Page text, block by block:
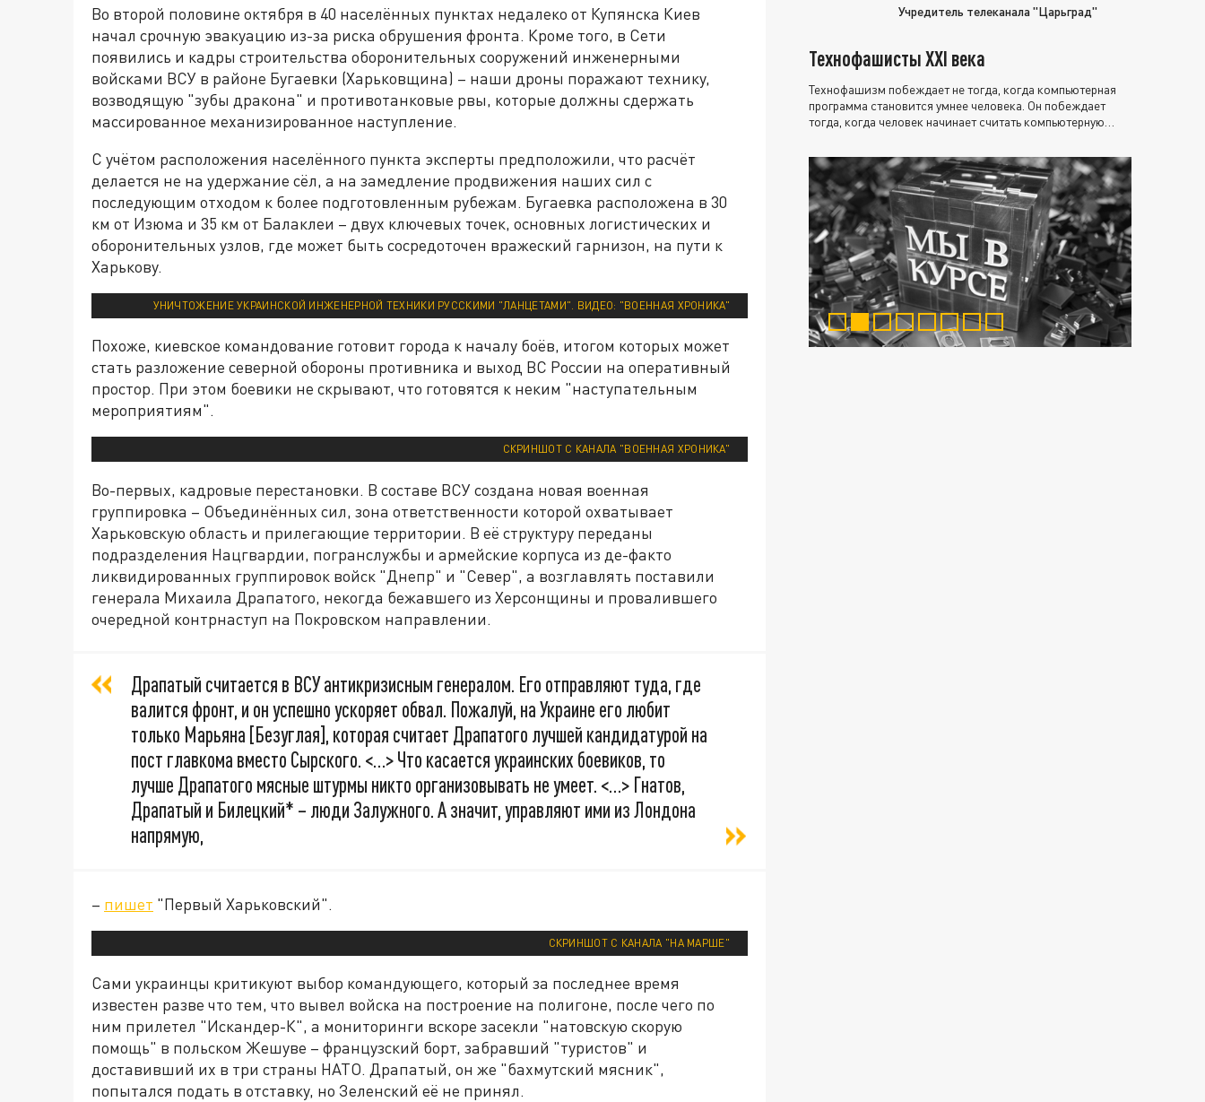
Во второй половине октября в 40 населённых пунктах недалеко от Купянска Киев
начал срочную эвакуацию из-за риска обрушения фронта. Кроме того, в Сети
появились и кадры строительства оборонительных сооружений инженерными
войсками ВСУ в районе Бугаевки (Харьковщина) – наши дроны поражают технику,
возводящую "зубы дракона" и противотанковые рвы, которые должны сдержать
массированное механизированное наступление.
С учётом расположения населённого пункта эксперты предположили, что расчёт
делается не на удержание сёл, а на замедление продвижения наших сил с
последующим отходом к более подготовленным рубежам. Бугаевка расположена в 30
км от Изюма и 35 км от Балаклеи – двух ключевых точек, основных логистических и
оборонительных узлов, где может быть сосредоточен вражеский гарнизон, на пути к
Харькову.
УНИЧТОЖЕНИЕ УКРАИНСКОЙ ИНЖЕНЕРНОЙ ТЕХНИКИ РУССКИМИ "ЛАНЦЕТАМИ". ВИДЕО: "ВОЕННАЯ ХРОНИКА"
Похоже, киевское командование готовит города к началу боёв, итогом которых может
стать разложение северной обороны противника и выход ВС России на оперативный
простор. При этом боевики не скрывают, что готовятся к неким "наступательным
мероприятиям".
СКРИНШОТ С КАНАЛА "ВОЕННАЯ ХРОНИКА"
Во-первых, кадровые перестановки. В составе ВСУ создана новая военная
группировка – Объединённых сил, зона ответственности которой охватывает
Харьковскую область и прилегающие территории. В её структуру переданы
подразделения Нацгвардии, погранслужбы и армейские корпуса из де-факто
ликвидированных группировок войск "Днепр" и "Север", а возглавлять поставили
генерала Михаила Драпатого, некогда бежавшего из Херсонщины и провалившего
очередной контрнаступ на Покровском направлении.
Драпатый считается в ВСУ антикризисным генералом. Его отправляют туда, где
валится фронт, и он успешно ускоряет обвал. Пожалуй, на Украине его любит
только Марьяна [Безуглая], которая считает Драпатого лучшей кандидатурой на
пост главкома вместо Сырского. <…> Что касается украинских боевиков, то
лучше Драпатого мясные штурмы никто организовывать не умеет. <…> Гнатов,
Драпатый и Билецкий* – люди Залужного. А значит, управляют ими из Лондона
напрямую,
– пишет "Первый Харьковский".
СКРИНШОТ С КАНАЛА "НА МАРШЕ"
Сами украинцы критикуют выбор командующего, который за последнее время
известен разве что тем, что вывел войска на построение на полигоне, после чего по
ним прилетел "Искандер-К", а мониторинги вскоре засекли "натовскую скорую
помощь" в польском Жешуве – французский борт, забравший "туристов" и
доставивший их в три страны НАТО. Драпатый, он же "бахмутский мясник",
попытался подать в отставку, но Зеленский её не принял.
Учредитель телеканала "Царьград"
Технофашисты XXI века
Технофашизм побеждает не тогда, когда компьютерная
программа становится умнее человека. Он побеждает
тогда, когда человек начинает считать компьютерную